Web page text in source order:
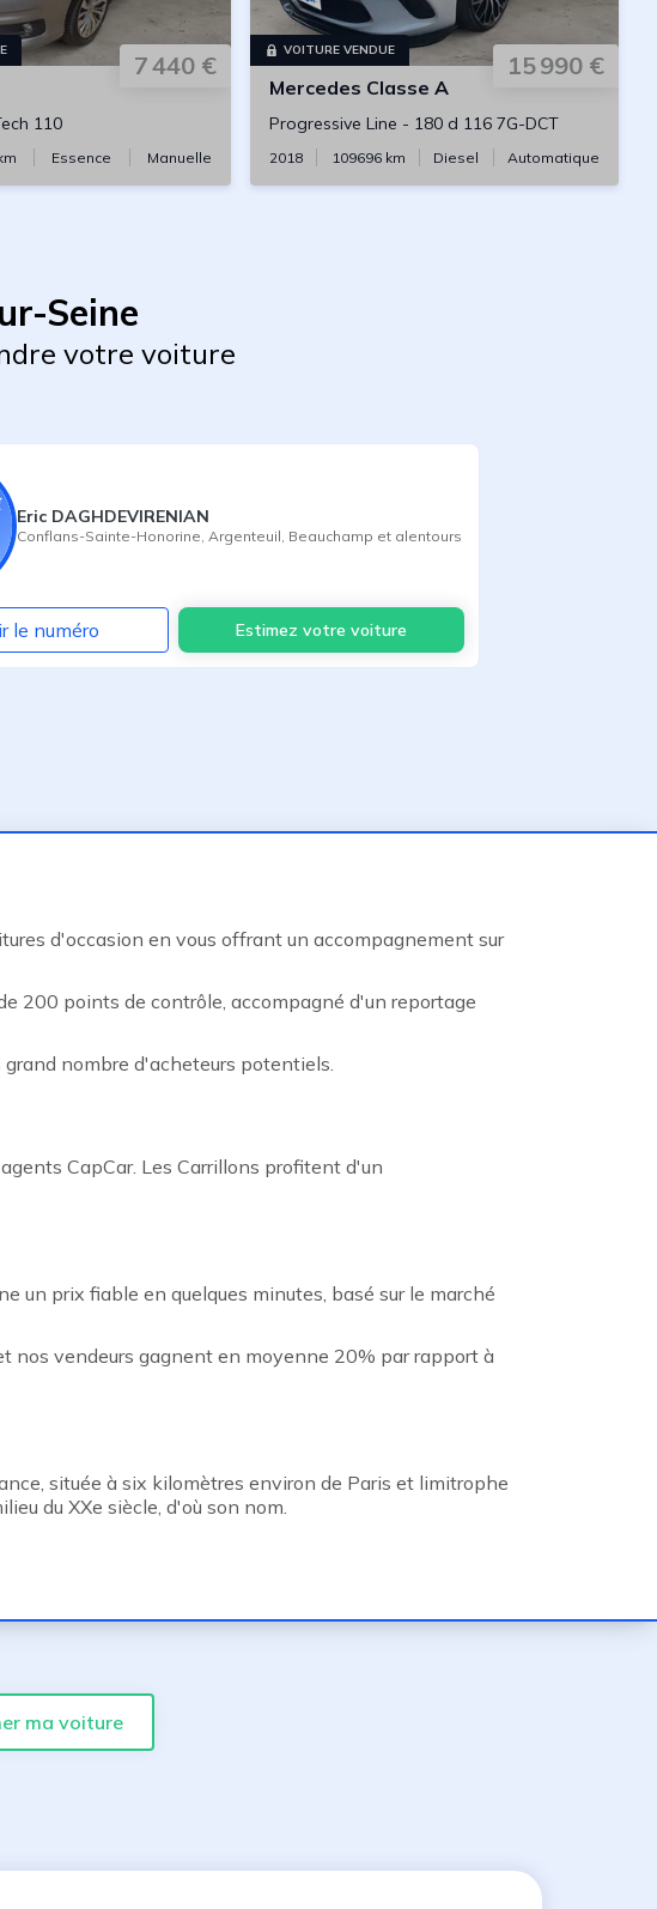
7 440 €
110
Essence Manuelle
VOITURE VENDUE
15 990 €
Mercedes Classe A
Progressive Line - 180 d 116 7G-DCT
2018 109696km Diesel Automatique
Seine
votre voiture
Eric DAGHDEVIRENIAN
Conflans-Sainte-Honorine Argenteuil Beauchamp et alentours
le numéro Estimez votre voiture
d'occasion en vous offrant un accompagnement sur
200 points de contrôle, accompagné d'un reportage
nombre d'acheteurs potentiels.
CapCar. Les Carrillons profitent d'un
un prix fiable en quelques minutes, basé sur le marché
nos vendeurs gagnent en moyenne 20% par rapport à
située à six kilomètres environ de Paris et limitrophe
du XXe siècle, d'où son nom.
ma voiture